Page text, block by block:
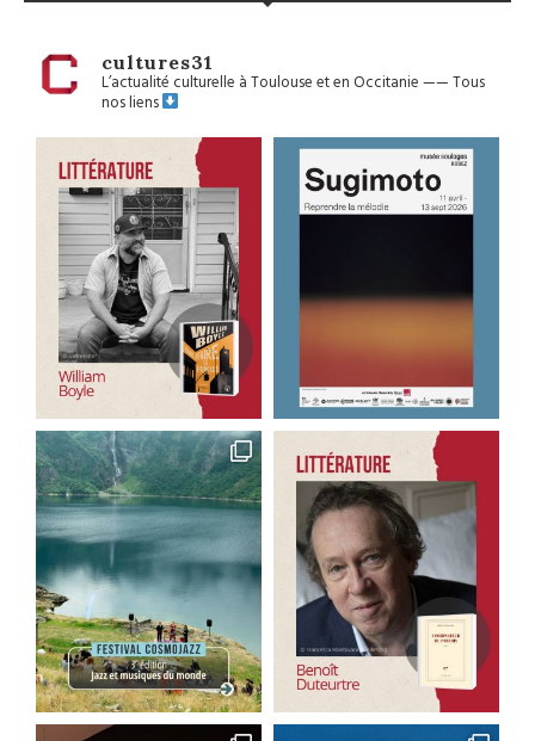
cultures31
L’actualité culturelle à Toulouse et en Occitanie——Tous
nos liens